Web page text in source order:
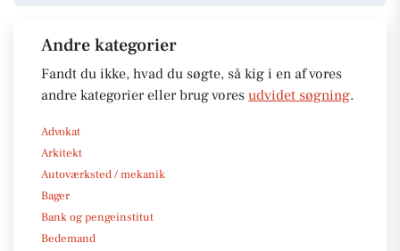
Andre kategorier
Fandt du ikke, hvad du søgte, så kig i en af vores
andre kategorier eller brug vores udvidet søgning.
Advokat
Arkitekt
Autoværksted / mekanik
Bager
Bank og pengeinstitut
Bedemand